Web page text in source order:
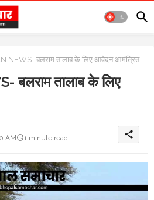
NEWS- बलराम तालाब के लिए आवेदन आमंत्रित
बलराम तालाब के लिए
AM
1 minute read share